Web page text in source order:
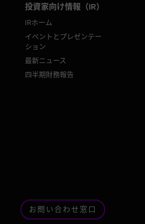
投資家向け情報（IR）
IRホーム
イベントとプレゼンテー
ション
最新ニュース
四半期財務報告
お問い合わせ窓口